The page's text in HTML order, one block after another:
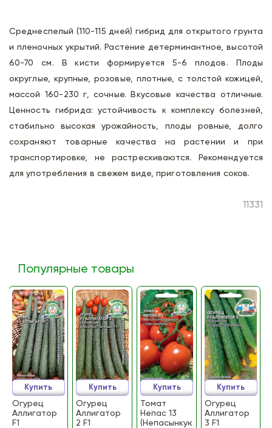
Среднеспелый (110-115 дней) гибрид для открытого грунта
и пленочных укрытий. Растение детерминантное, высотой
60-70 см. В кисти формируется 5-6 плодов. Плоды
округлые, крупные, розовые, плотные, с толстой кожицей,
массой 160-230 г, сочные. Вкусовые качества отличные.
Ценность гибрида: устойчивость к комплексу болезней,
стабильно высокая урожайность, плоды ровные, долго
сохраняют товарные качества на растении и при
транспортировке, не растрескиваются. Рекомендуется
для употребления в свежем виде, приготовления соков.
11331
Популярные товары
Огурец
Аллигатор
F1
Купить
Огурец
Аллигатор
2 F1
Купить
Томат
Непас 13
(Непасынкующийся
Купить
Огурец
Аллигатор
3 F1
Купить